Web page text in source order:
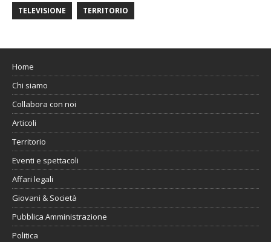
TELEVISIONE TERRITORIO
Home
Chi siamo
Collabora con noi
Articoli
Territorio
Eventi e spettacoli
Affari legali
Giovani & Società
Pubblica Amministrazione
Politica